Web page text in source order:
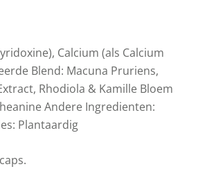
Calcium (als Calcium
Blend: Macuna Pruriens,
Rhodiola & Kamille Bloem
Andere Ingredienten:
Plantaardig